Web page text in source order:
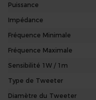
Woofer :
Puissance
Impédance
Fréquence Minimale
Fréquence Maximale
Sensibilité 1W / 1m
Type de Tweeter
Diamètre du Tweeter